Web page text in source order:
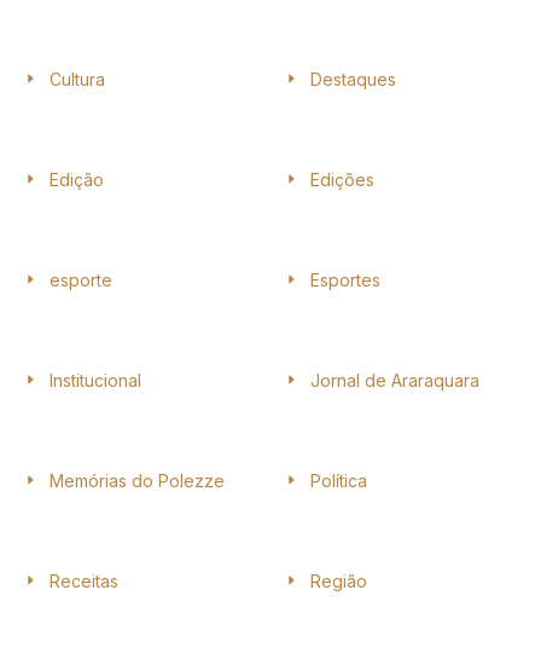
Cultura Destaques
Edição Edições
esporte Esportes
Institucional Jornal de Araraquara
Memórias do Polezze Política
Receitas Região